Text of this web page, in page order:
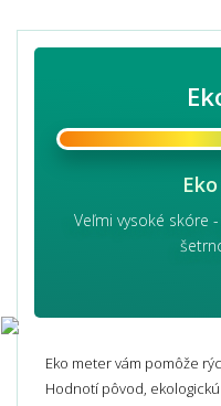
Veľmi vysoké skóre
Eko meter vám pomôže
Hodnotí pôvod,